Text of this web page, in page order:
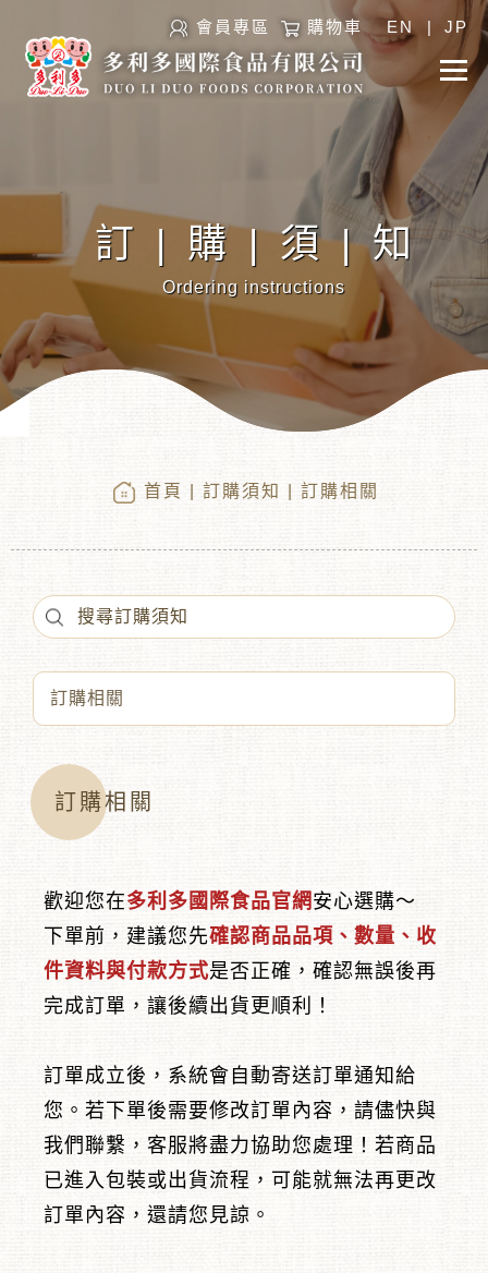
會員專區 購物車 EN JP
訂|購|須|知
Ordering instructions
首頁 訂購須知 | 訂購相關
訂購相關
歡迎您在多利多國際食品官網 安心選購～
下單前，建議您先確認商品品項、數量、收
件資料與付款方式是否正確，確認無誤後再
完成訂單，讓後續出貨更順利！
訂單成立後，系統會自動寄送訂單通知給
您。若下單後需要修改訂單內容，請儘快與
我們聯繫，客服將盡力協助您處理！若商品
已進入包裝或出貨流程，可能就無法再更改
訂單內容，還請您見諒。